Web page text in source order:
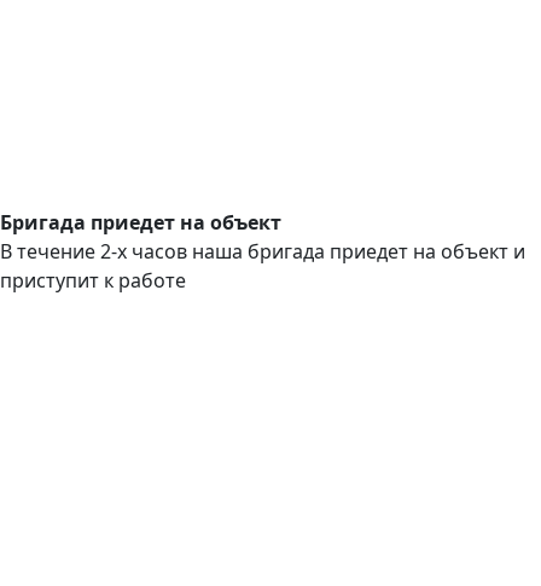
Бригада приедет на объект
В течение 2-х часов наша бригада приедет на объект и
приступит к работе